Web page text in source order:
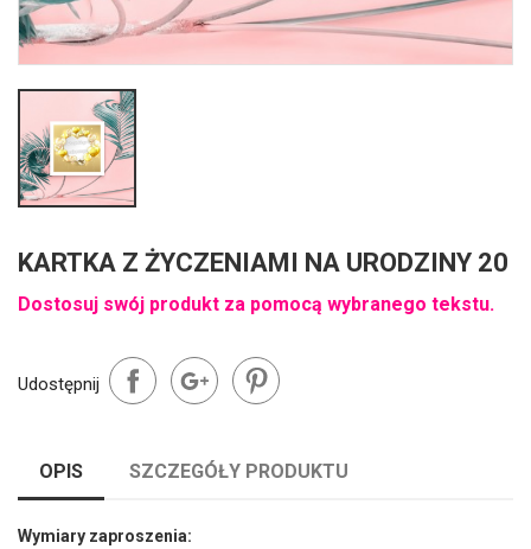
KARTKA Z ŻYCZENIAMI NA URODZINY 20
Dostosuj swój produkt za pomocą wybranego tekstu.
Udostępnij
OPIS SZCZEGÓŁY PRODUKTU
Wymiary zaproszenia: